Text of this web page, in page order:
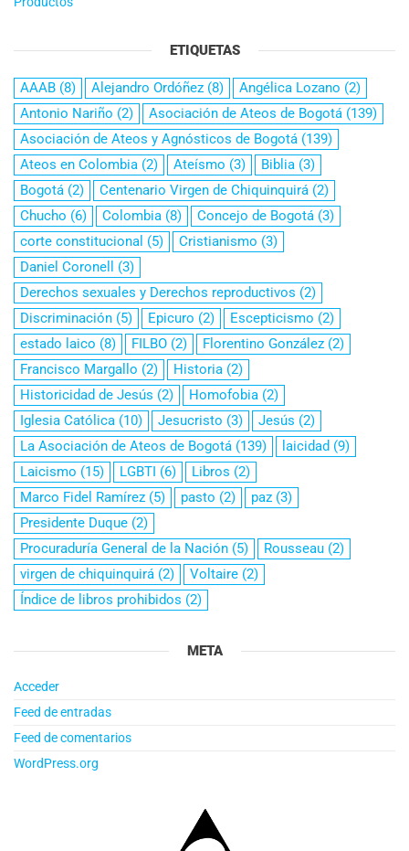
ETIQUETAS
AAAB (8) Alejandro Ordóñez (8) Angélica Lozano (2)
Antonio Nariño (2) Asociación de Ateos de Bogotá (139)
Asociación de Ateos y Agnósticos de Bogotá (139)
Ateos en Colombia (2) Ateísmo (3) Biblia (3)
Bogotá (2) Centenario Virgen de Chiquinquirá (2)
Chucho (6) Colombia (8) Concejo de Bogotá (3)
corte constitucional (5) Cristianismo (3)
Daniel Coronell
(3)
Derechos sexuales y Derechos reproductivos (2)
Discriminación (5) Epicuro (2) Escepticismo (2)
estado laico (8) FILBO (2) Florentino González (2)
Francisco Margallo (2) Historia (2)
Historicidad de Jesús (2) Homofobia (2)
Iglesia Católica (10) Jesucristo (3) Jesús (2)
La Asociación de Ateos de Bogotá (139) laicidad (9)
Laicismo (15) LGBTI (6) Libros (2)
Marco Fidel Ramírez (5) pasto (2) paz (3)
Presidente Duque (2)
Procuraduría General de la Nación (5) Rousseau (2)
virgen de chiquinquirá (2) Voltaire (2)
Índice de libros prohibidos (2)
META
Acceder
Feed de entradas
Feed de comentarios
WordPress.org